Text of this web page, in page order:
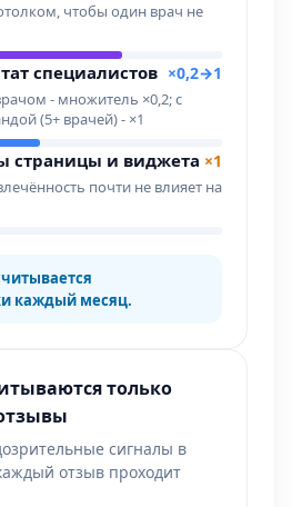
чтобы один врач не
специалистов ×0,2→1
- множитель ×0,2; с
(5+ врачей) - ×1
страницы и виджета ×1
почти не влияет на
каждый месяц.
только
сигналы в
отзыв проходит